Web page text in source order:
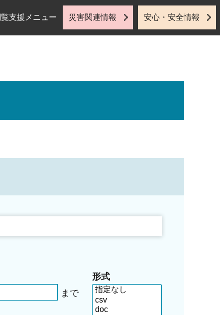
支援メニュー 災害関連情報 安心・安全情報
まで
形式